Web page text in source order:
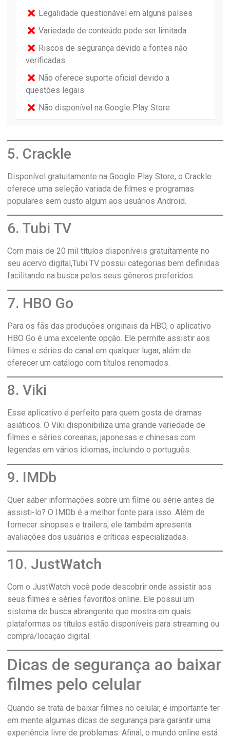
Legalidade questionável em alguns países
Variedade de conteúdo pode ser limitada
Riscos de segurança devido a fontes não
verificadas
Não oferece suporte oficial devido a
questões legais
Não disponível na Google Play Store
5. Crackle
Disponível gratuitamente na Google Play Store, o Crackle
oferece uma seleção variada de filmes e programas
populares sem custo algum aos usuários Android.
6. Tubi TV
Com mais de 20 mil títulos disponíveis gratuitamente no
seu acervo digital,Tubi TV possui categorias bem definidas
facilitando na busca pelos seus gêneros preferidos
7. HBO Go
Para os fãs das produções originais da HBO, o aplicativo
HBO Go é uma excelente opção. Ele permite assistir aos
filmes e séries do canal em qualquer lugar, além de
oferecer um catálogo com títulos renomados.
8. Viki
Esse aplicativo é perfeito para quem gosta de dramas
asiáticos. O Viki disponibiliza uma grande variedade de
filmes e séries coreanas, japonesas e chinesas com
legendas em vários idiomas, incluindo o português.
9. IMDb
Quer saber informações sobre um filme ou série antes de
assisti-lo? O IMDb é a melhor fonte para isso. Além de
fornecer sinopses e trailers, ele também apresenta
avaliações dos usuários e críticas especializadas.
10. JustWatch
Com o JustWatch você pode descobrir onde assistir aos
seus filmes e séries favoritos online. Ele possui um
sistema de busca abrangente que mostra em quais
plataformas os títulos estão disponíveis para streaming ou
compra/locação digital.
Dicas de segurança ao baixar
filmes pelo celular
Quando se trata de baixar filmes no celular, é importante ter
em mente algumas dicas de segurança para garantir uma
experiência livre de problemas. Afinal, o mundo online está